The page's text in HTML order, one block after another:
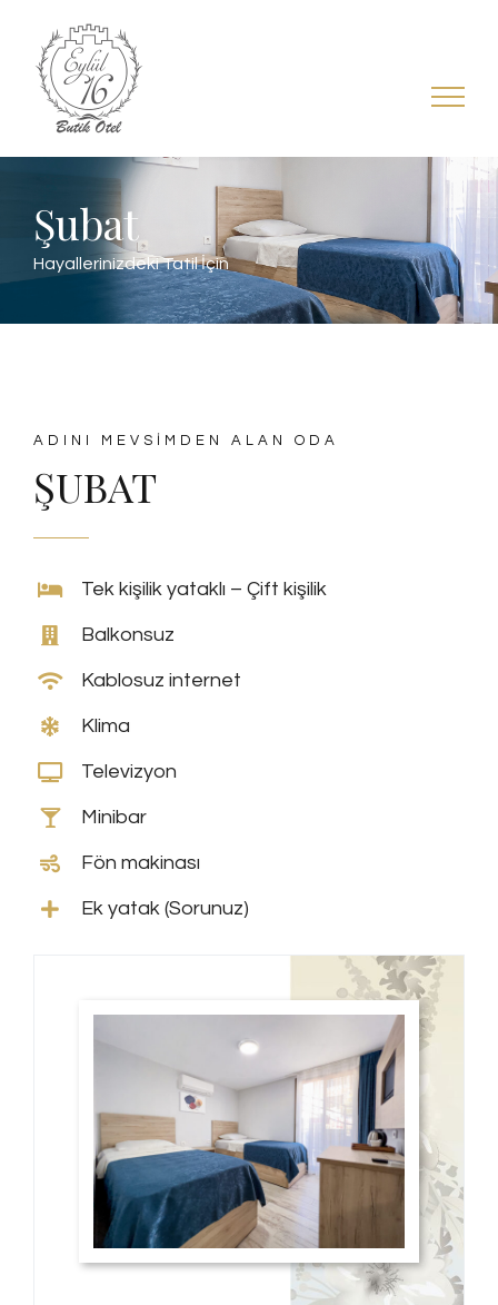
content
Şubat
Hayallerinizdeki Tatil İçin
ADINI MEVSİMDEN ALAN ODA
ŞUBAT
Tek kişilik yataklı – Çift kişilik
Balkonsuz
Kablosuz internet
Klima
Televizyon
Minibar
Fön makinası
Ek yatak (Sorunuz)